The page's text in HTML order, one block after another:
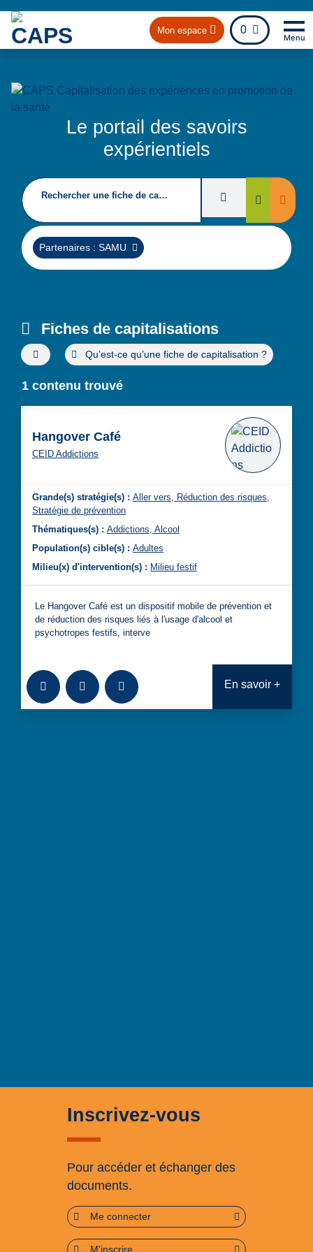
Mon espace 0
fichier
Menu
Le portail des savoirs
expérientiels
Rechercher une fiche de capitalisation Filtres deRechercher
Supprimer
Partenaires : SAMU
Fiches de capitalisations
Filtres de recherche avancée
Qu’est-ce qu’une fiche de capitalisation ?
1 contenu trouvé
Hangover Café
CEID Addictions
Grande(s) stratégie(s) : Aller vers, Réduction des risques,
Stratégie de prévention
Thématiques(s) : Addictions, Alcool
Population(s) cible(s) : Adultes
Milieu(x) d'intervention(s) : Milieu festif
Le Hangover Café est un dispositif mobile de prévention et
de réduction des risques liés à l'usage d'alcool et
psychotropes festifs, interve
Ajouter à la bibliothèque
TéléchargerConsulter En savoir +
Inscrivez-vous
Pour accéder et échanger des
documents.
Me connecter
M'inscrire